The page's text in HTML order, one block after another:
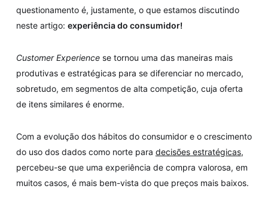
questionamento é, justamente, o que estamos discutindo
neste artigo: experiência do consumidor!
Customer Experiencese tornou uma das maneiras mais
produtivas e estratégicas para se diferenciar no mercado,
sobretudo, em segmentos de alta competição, cuja oferta
de itens similares é enorme.
Com a evolução dos hábitos do consumidor e o crescimento
do uso dos dados como norte para decisões estratégicas,
percebeu-se que uma experiência de compra valorosa, em
muitos casos, é mais bem-vista do que preços mais baixos.